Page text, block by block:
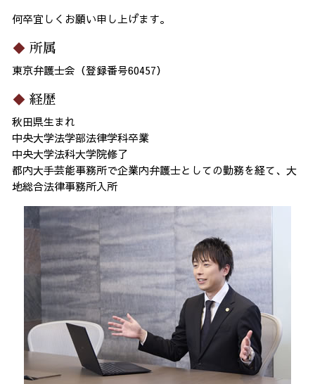
何卒宜しくお願い申し上げます。
所属
東京弁護士会（登録番号60457）
経歴
秋田県生まれ
中央大学法学部法律学科卒業
中央大学法科大学院修了
都内大手芸能事務所で企業内弁護士としての勤務を経て、大
地総合法律事務所入所